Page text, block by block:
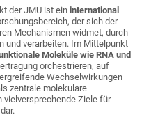
der JMU ist eininternational
der sich der
Mechanismen widmet, durch
und verarbeiten. Im Mittelpunkt
Moleküle wie RNA und
orchestrieren, auf
Wechselwirkungen
zentrale molekulare
vielversprechende Ziele für